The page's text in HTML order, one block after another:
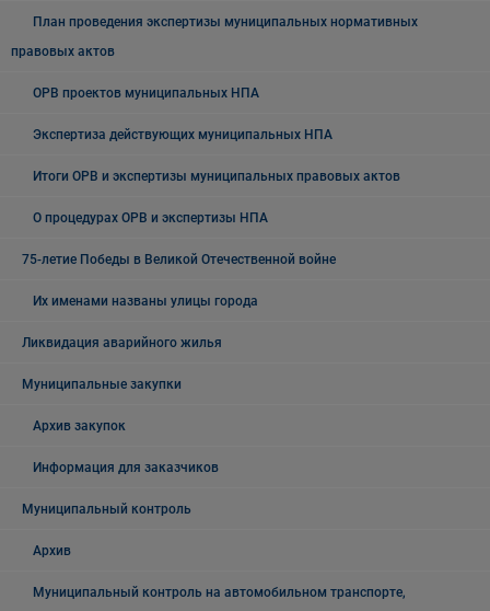
План проведения экспертизы муниципальных нормативных
правовых актов
ОРВ проектов муниципальных НПА
Экспертиза действующих муниципальных НПА
Итоги ОРВ и экспертизы муниципальных правовых актов
О процедурах ОРВ и экспертизы НПА
75-летие Победы в Великой Отечественной войне
Их именами названы улицы города
Ликвидация аварийного жилья
Муниципальные закупки
Архив закупок
Информация для заказчиков
Муниципальный контроль
Архив
Муниципальный контроль на автомобильном транспорте,